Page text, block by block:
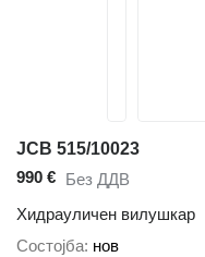
JCB 515/10023
990 € Без ДДВ
Хидрауличен вилушкар
Состојба нов